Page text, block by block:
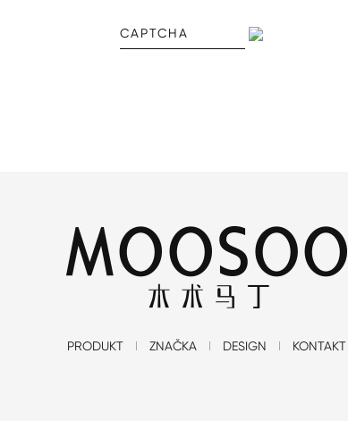
PRODUKT ZNAČKA DESIGN KONTAKT